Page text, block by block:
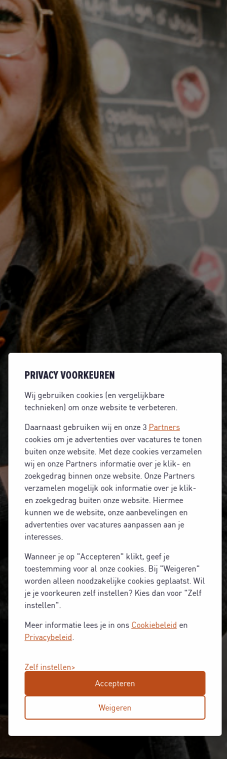
PRIVACY VOORKEUREN
Wij gebruiken cookies (en vergelijkbare
technieken) om onze website te verbeteren.
Daarnaast gebruiken wij en onze 3 Partners
cookies om je advertenties over vacatures te tonen
buiten onze website. Met deze cookies verzamelen
wij en onze Partners informatie over je klik- en
zoekgedrag binnen onze website. Onze Partners
verzamelen mogelijk ook informatie over je klik-
en zoekgedrag buiten onze website. Hiermee
kunnen we de website, onze aanbevelingen en
advertenties over vacatures aanpassen aan je
interesses.
Wanneer je op "Accepteren" klikt, geef je
toestemming voor al onze cookies. Bij "Weigeren"
worden alleen noodzakelijke cookies geplaatst. Wil
je je voorkeuren zelf instellen? Kies dan voor "Zelf
instellen".
Meer informatie lees je in ons Cookiebeleid en
Privacybeleid.
Zelf instellen
Weigeren
Accepteren